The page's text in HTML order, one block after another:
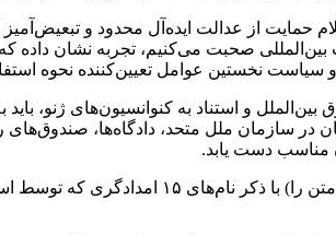
حمایت از عدالت ایده‌آل محدود و
بین‌المللی صحبت می‌کنیم، تجربه نشان
و سیاست نخستین عوامل تعیین‌کننده نحوه
سازمان ملل متحد، دادگاه‌ها، صندوق‌های
مناسب دست یابد.
با هدف جلب توجه به قربانیان،